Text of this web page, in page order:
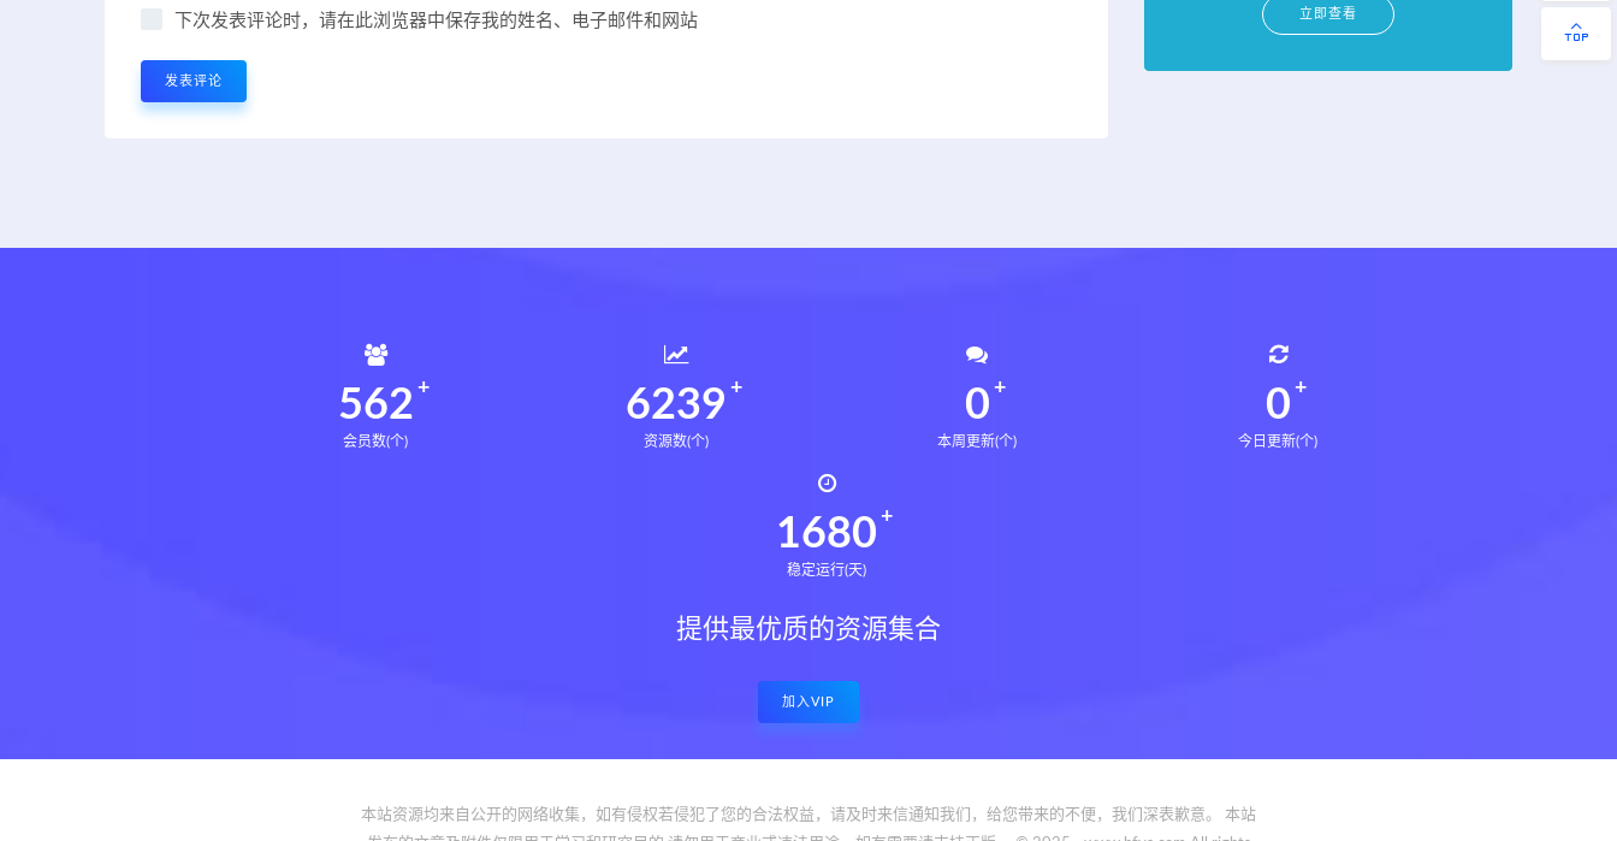
下次发表评论时，请在此浏览器中保存我的姓名、电子邮件和网站 立即查看
562
会员数(个)
6239
资源数(个)
0
本周更新(个)
0
今日更新(个)
1680
稳定运行(天)
提供最优质的资源集合
加入VIP
本站资源均来自公开的网络收集，如有侵权若侵犯了您的合法权益，请及时来信通知我们，给您带来的不便，我们深表歉意。 本站